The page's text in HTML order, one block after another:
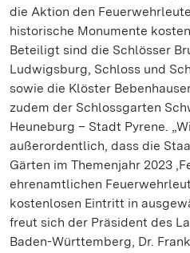
die Aktion den
historische Monumente
Beteiligt sind die Schlösser
Ludwigsburg, Schloss und
sowie die Klöster
zudem der Schlossgarten
Heuneburg – Stadt Pyrene.
außerordentlich, dass die
Gärten im Themenjahr 2023
ehrenamtlichen
kostenlosen Eintritt in
freut sich der Präsident des
Baden-Württemberg, Dr.